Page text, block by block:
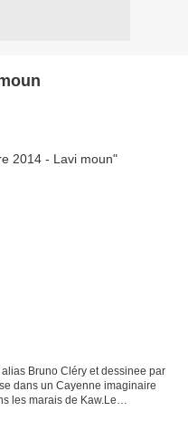
Bruno Cléry et dessinee par
dans un Cayenne imaginaire
les marais de Kaw.Le